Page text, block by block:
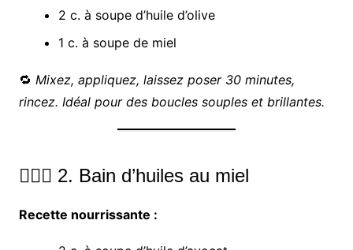
2 c. à soupe d’huile d’olive
1 c. à soupe de miel
🔁 Mixez, appliquez, laissez poser 30 minutes,
rincez. Idéal pour des boucles souples et brillantes.
💆🏾‍♀️ 2. Bain d’huiles au miel
Recette nourrissante :